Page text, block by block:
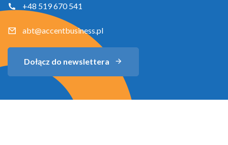
+48 519 670 541
abt@accentbusiness.pl
Dołącz do newslettera